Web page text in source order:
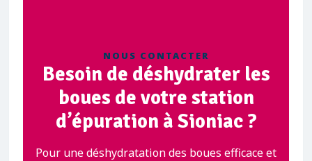
NOUS CONTACTER
Besoin de déshydrater les
boues de votre station
d’épuration à Sioniac ?
Pour une déshydratation des boues efficace et